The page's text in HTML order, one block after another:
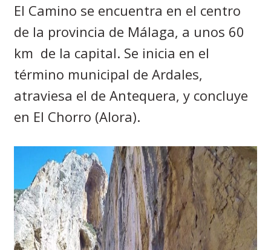
El Camino se encuentra en el centro
de la provincia de Málaga, a unos 60
km de la capital. Se inicia en el
término municipal de Ardales,
atraviesa el de Antequera, y concluye
en El Chorro (Alora).